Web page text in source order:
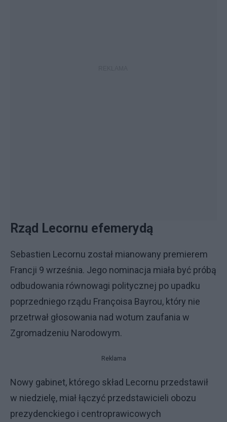
Rząd Lecornu efemerydą
Sebastien Lecornu został mianowany premierem
Francji 9 września. Jego nominacja miała być próbą
odbudowania równowagi politycznej po upadku
poprzedniego rządu Françoisa Bayrou, który nie
przetrwał głosowania nad wotum zaufania w
Zgromadzeniu Narodowym.
Reklama
Nowy gabinet, którego skład Lecornu przedstawił
w niedzielę, miał łączyć przedstawicieli obozu
prezydenckiego i centroprawicowych